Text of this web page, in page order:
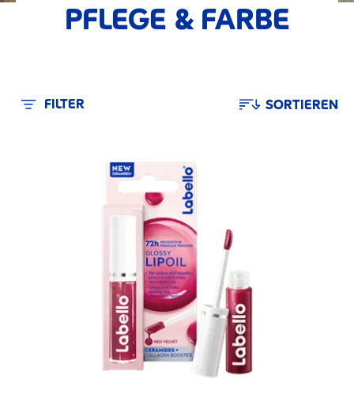
PFLEGE & FARBE
FILTER SORTIEREN